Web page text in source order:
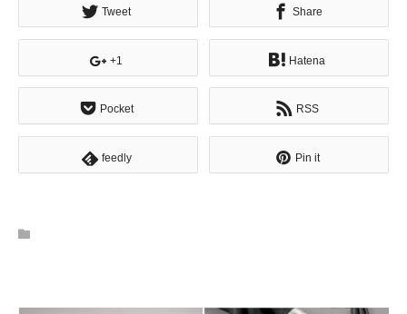
Tweet Share
+1 Hatena
Pocket RSS
feedly Pin it